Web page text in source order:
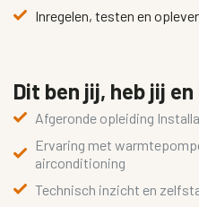
Inregelen, testen en
Dit ben jij, heb jij
Afgeronde opleiding
Ervaring met
airconditioning
Technisch inzicht en